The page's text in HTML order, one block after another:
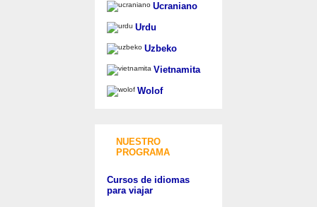
Ucraniano
Urdu
Uzbeko
Vietnamita
Wolof
NUESTRO
PROGRAMA
Cursos de idiomas
para viajar